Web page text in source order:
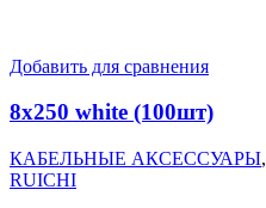
Добавить для сравнения
8х250 white (100шт)
КАБЕЛЬНЫЕ АКСЕССУАРЫ,
RUICHI